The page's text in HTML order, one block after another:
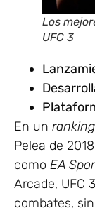
Los
UFC 3
En un ranking
Pelea de
como EA
Arcade, UFC
combates,